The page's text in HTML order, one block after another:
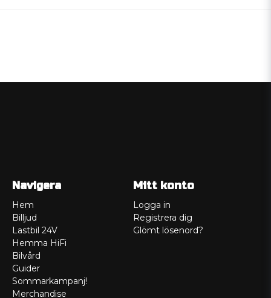
Navigera
Hem
Billjud
Lastbil 24V
Hemma HiFi
Bilvård
Guider
Sommarkampanj!
Merchandise
Mitt konto
Logga in
Registrera dig
Glömt lösenord?